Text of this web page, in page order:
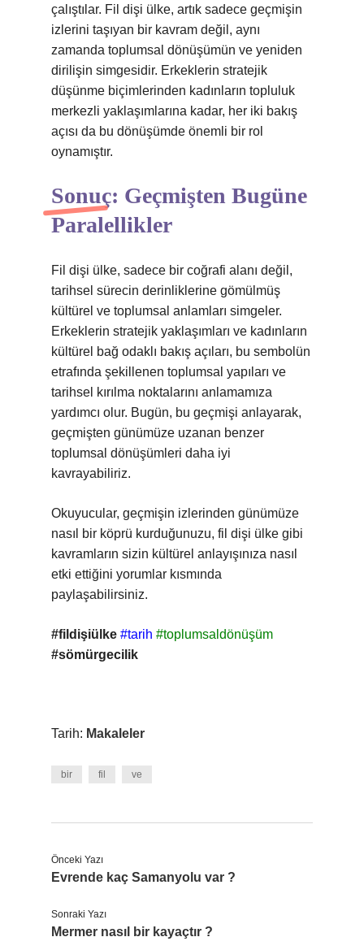
çalıştılar. Fil dişi ülke, artık sadece geçmişin
izlerini taşıyan bir kavram değil, aynı
zamanda toplumsal dönüşümün ve yeniden
dirilişin simgesidir. Erkeklerin stratejik
düşünme biçimlerinden kadınların topluluk
merkezli yaklaşımlarına kadar, her iki bakış
açısı da bu dönüşümde önemli bir rol
oynamıştır.
Sonuç: Geçmişten Bugüne
Paralellikler
Fil dişi ülke, sadece bir coğrafi alanı değil,
tarihsel sürecin derinliklerine gömülmüş
kültürel ve toplumsal anlamları simgeler.
Erkeklerin stratejik yaklaşımları ve kadınların
kültürel bağ odaklı bakış açıları, bu sembolün
etrafında şekillenen toplumsal yapıları ve
tarihsel kırılma noktalarını anlamamıza
yardımcı olur. Bugün, bu geçmişi anlayarak,
geçmişten günümüze uzanan benzer
toplumsal dönüşümleri daha iyi
kavrayabiliriz.
Okuyucular, geçmişin izlerinden günümüze
nasıl bir köprü kurduğunuzu, fil dişi ülke gibi
kavramların sizin kültürel anlayışınıza nasıl
etki ettiğini yorumlar kısmında
paylaşabilirsiniz.
#fildişiülke #tarih #toplumsaldönüşüm
#sömürgecilik
Tarih: Makaleler
bir fil ve
Önceki Yazı
Evrende kaç Samanyolu var ?
Sonraki Yazı
Mermer nasıl bir kayaçtır ?